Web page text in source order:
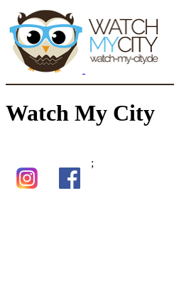
Watch My City
;